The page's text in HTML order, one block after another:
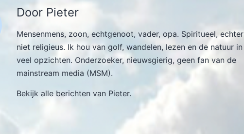
Door Pieter
Mensenmens, zoon, echtgenoot, vader, opa. Spiritueel, echter
niet religieus. Ik hou van golf, wandelen, lezen en de natuur in
veel opzichten. Onderzoeker, nieuwsgierig, geen fan van de
mainstream media (MSM).
Bekijk alle berichten van Pieter.